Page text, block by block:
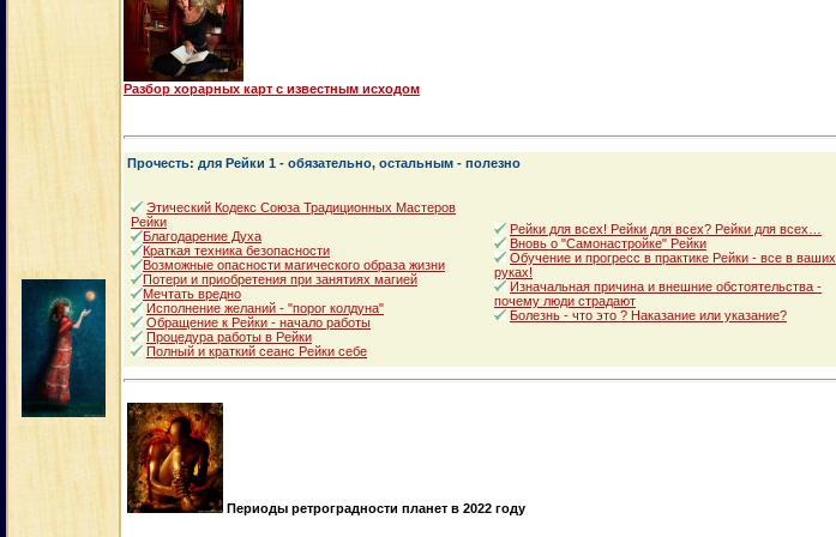
Разбор хорарных карт с известным исходом
Прочесть: для Рейки 1 - обязательно, остальным - полезно
Этический Кодекс Союза Традиционных Мастеров
Рейки
Благодарение Духа
Краткая техника безопасности
Возможные опасности магического образа жизни
Потери и приобретения при занятиях магией
Мечтать вредно
Исполнение желаний - "порог колдуна"
Обращение к Рейки - начало работы
Процедура работы в Рейки
Полный и краткий сеанс Рейки себе
Рейки для всех! Рейки для всех? Рейки для всех…
Вновь о "Самонастройке" Рейки
Обучение и прогресс в практике Рейки - все в ваших
руках!
Изначальная причина и внешние обстоятельства -
почему люди страдают
Болезнь - что это ? Наказание или указание?
Периоды ретроградности планет в 2022 году